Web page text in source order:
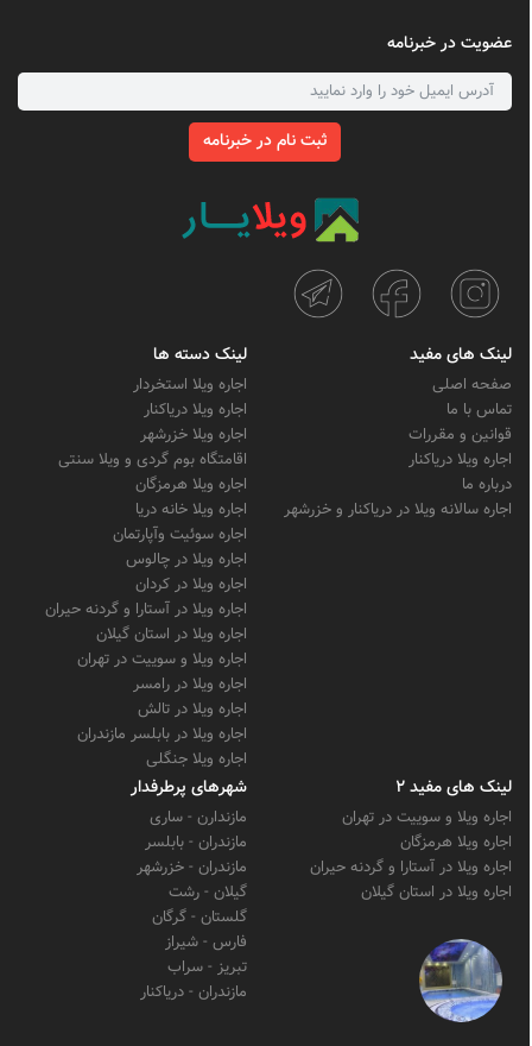
عضویت در خبرنامه
ثبت نام در خبرنامه
لینک های مفید
صفحه اصلی
تماس با ما
قوانین و مقررات
اجاره ویلا دریاکنار
درباره ما
اجاره سالانه ویلا در دریاکنار و خزرشهر
لینک دسته ها
اجاره ویلا استخردار
اجاره ویلا دریاکنار
اجاره ویلا خزرشهر
اقامتگاه بوم گردی و ویلا سنتی
اجاره ویلا هرمزگان
اجاره ویلا خانه دریا
اجاره سوئیت وآپارتمان
اجاره ویلا در چالوس
اجاره ویلا در کردان
اجاره ویلا در آستارا و گردنه حیران
اجاره ویلا در استان گیلان
اجاره ویلا و سوییت در تهران
اجاره ویلا در رامسر
اجاره ویلا در تالش
اجاره ویلا در بابلسر مازندران
اجاره ویلا جنگلی
لینک های مفید 2
اجاره ویلا و سوییت در تهران
اجاره ویلا هرمزگان
اجاره ویلا در آستارا و گردنه حیران
اجاره ویلا در استان گیلان
شهرهای پرطرفدار
مازندارن - ساری
مازندران - بابلسر
مازندران - خزرشهر
گیلان - رشت
گلستان - گرگان
فارس - شیراز
تبریز - سراب
مازندران - دریاکنار